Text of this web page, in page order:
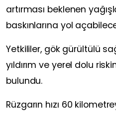
artırması beklenen
baskınlarına yol
Yetkililer, gök gürültülü
yıldırım ve yerel dolu
bulundu.
Rüzgarın hızı 60